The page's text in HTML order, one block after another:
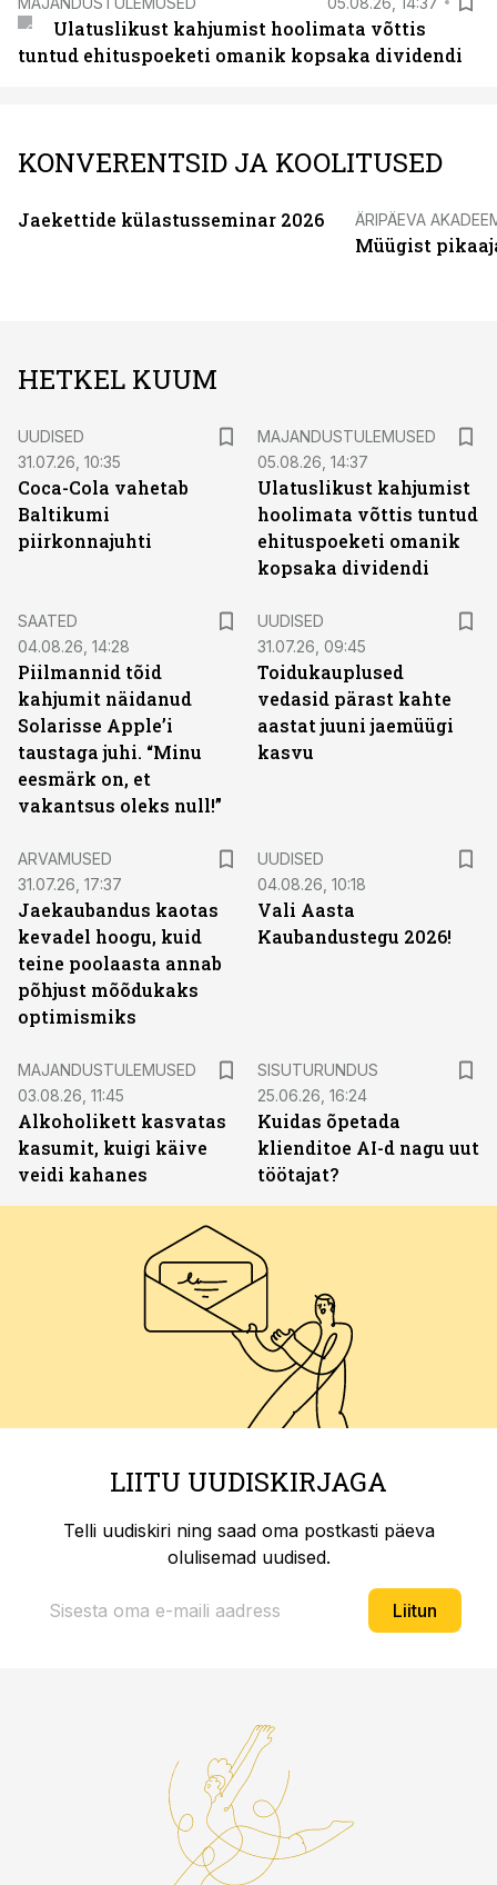
Ulatuslikust kahjumist hoolimata võttis
tuntud ehituspoeketi omanik kopsaka dividendi
KONVERENTSID JA KOOLITUSED
Jaekettide külastusseminar 2026 ÄRIPÄEVA
Müügist
HETKEL KUUM
UUDISED
31.07.26, 10:35
Coca-Cola vahetab
Baltikumi
piirkonnajuhti
MAJANDUSTULEMUSED
05.08.26, 14:37
Ulatuslikust kahjumist
hoolimata võttis tuntud
ehituspoeketi omanik
kopsaka dividendi
SAATED
04.08.26, 14:28
Piilmannid tõid
kahjumit näidanud
Solarisse Apple’i
taustaga juhi. “Minu
eesmärk on, et
vakantsus oleks null!”
UUDISED
31.07.26, 09:45
Toidukauplused
vedasid pärast kahte
aastat juuni jaemüügi
kasvu
ARVAMUSED
31.07.26, 17:37
Jaekaubandus kaotas
kevadel hoogu, kuid
teine poolaasta annab
põhjust mõõdukaks
optimismiks
UUDISED
04.08.26, 10:18
Vali Aasta
Kaubandustegu 2026!
MAJANDUSTULEMUSED
03.08.26, 11:45
Alkoholikett kasvatas
kasumit, kuigi käive
veidi kahanes
SISUTURUNDUS
25.06.26, 16:24
Kuidas õpetada
klienditoe AI-d nagu uut
töötajat?
LIITU UUDISKIRJAGA
Telli uudiskiri ning saad oma postkasti päeva
olulisemad uudised.
Liitun